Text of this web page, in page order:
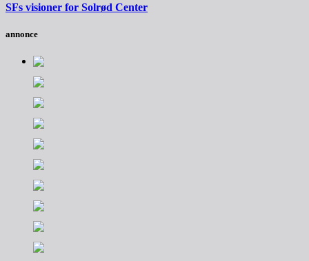
SFs visioner for Solrød Center
annonce